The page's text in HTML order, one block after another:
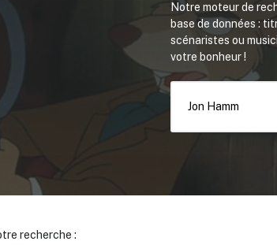
Notre moteur de
base de données :
scénaristes ou
votre bonheur !
recherche :